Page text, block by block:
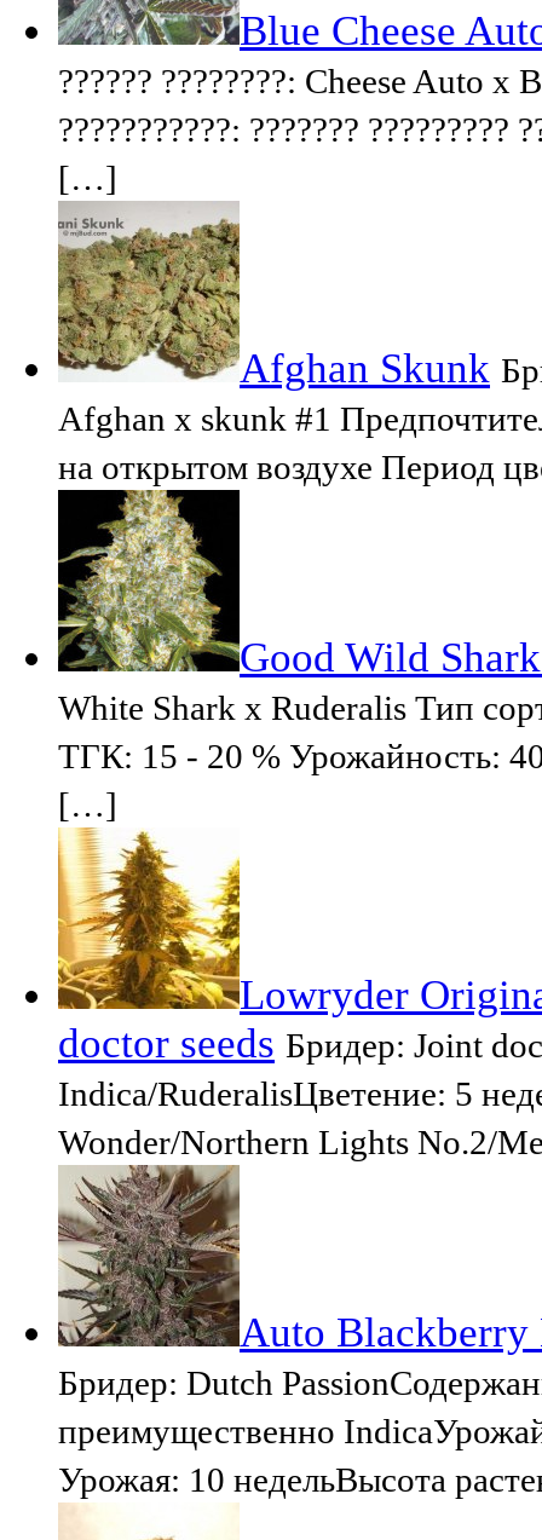
Blue Cheese
?????? ????????: Cheese Auto x
???????????: ??????? ?????????
[…]
Afghan Skunk
Afghan x skunk #1
на открытом воздухе Период
Good Wild
White Shark x Ruderalis Тип
ТГК: 15 - 20 % Урожайность:
[…]
Lowryder
doctor seeds Бридер: Joint
Indica/RuderalisЦветение: 5
Wonder/Northern Lights No.2/
Auto Blackberry
Бридер: Dutch
преимущественно
Урожая: 10 недельВысота